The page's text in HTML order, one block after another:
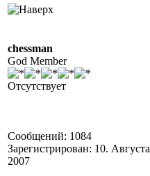
chessman
God Member
Отсутствует
Сообщений: 1084
Зарегистрирован: 10. Августа
2007